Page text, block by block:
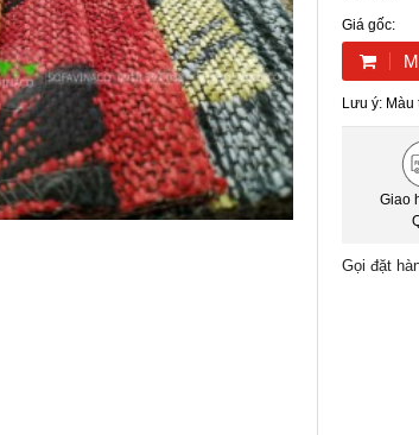
Giá gốc:
Lưu ý: Màu
Giao
Gọi đặt